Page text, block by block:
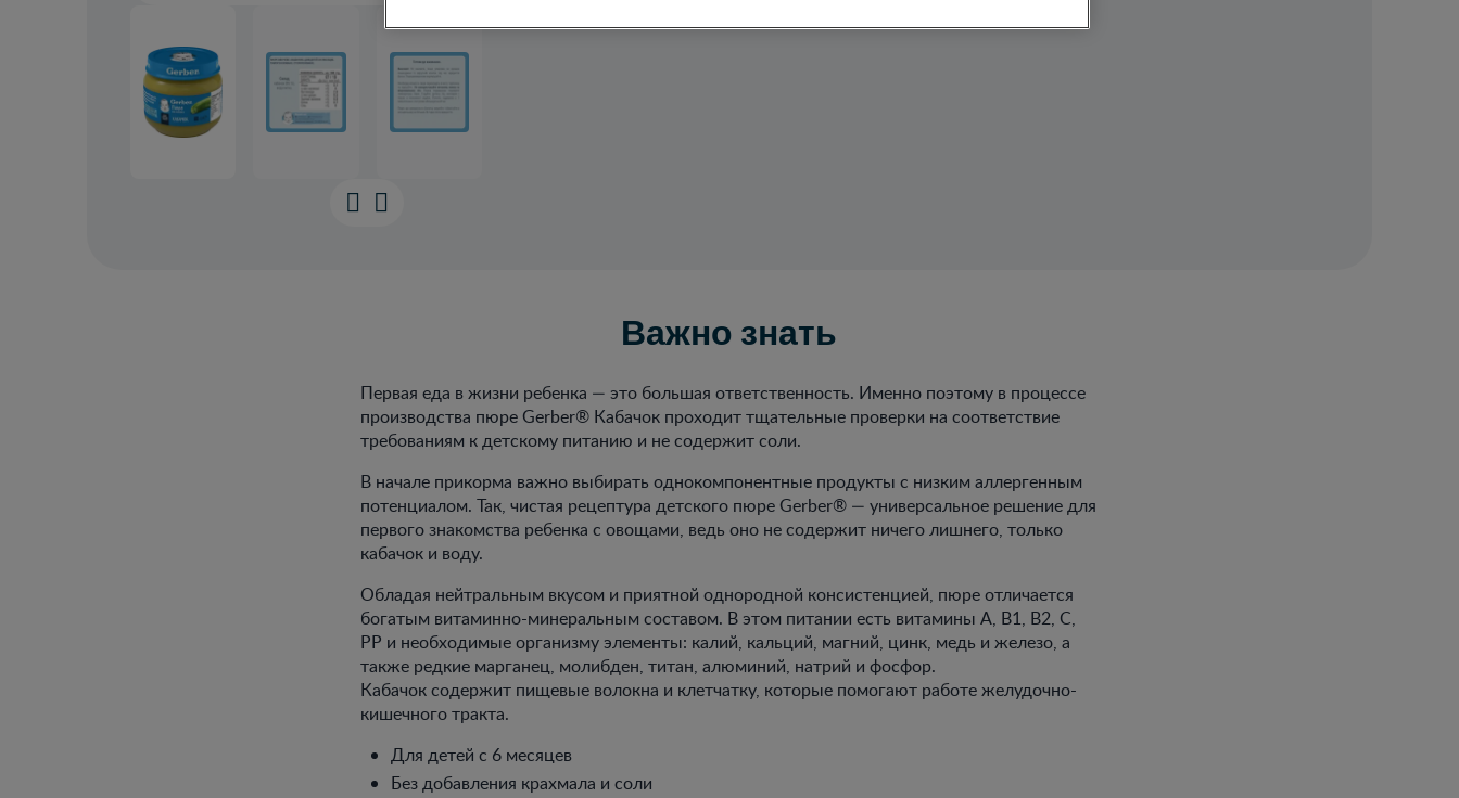
Важно знать
Первая еда в жизни ребенка — это большая ответственность. Именно поэтому в процессе
производства пюре Gerber® Кабачок проходит тщательные проверки на соответствие
требованиям к детскому питанию и не содержит соли.
В начале прикорма важно выбирать однокомпонентные продукты с низким аллергенным
потенциалом. Так, чистая рецептура детского пюре Gerber® — универсальное решение для
первого знакомства ребенка с овощами, ведь оно не содержит ничего лишнего, только
кабачок и воду.
Обладая нейтральным вкусом и приятной однородной консистенцией, пюре отличается
богатым витаминно-минеральным составом. В этом питании есть витамины А, В1, В2, С,
РР и необходимые организму элементы: калий, кальций, магний, цинк, медь и железо, а
также редкие марганец, молибден, титан, алюминий, натрий и фосфор.
Кабачок содержит пищевые волокна и клетчатку, которые помогают работе желудочно-
кишечного тракта.
Для детей с 6 месяцев
Без добавления крахмала и соли